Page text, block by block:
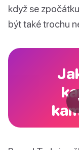
když se
být také trochu